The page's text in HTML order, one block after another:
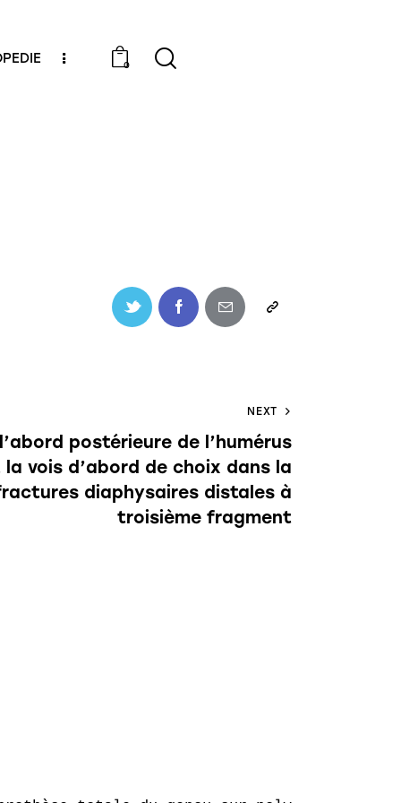
0
NEXT
postérieure de l’humérus
vois d’abord de choix dans la
diaphysaires distales à
troisième fragment